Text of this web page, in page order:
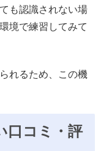
も認識されない場
境で練習してみて
れるため、この機
口コミ・評